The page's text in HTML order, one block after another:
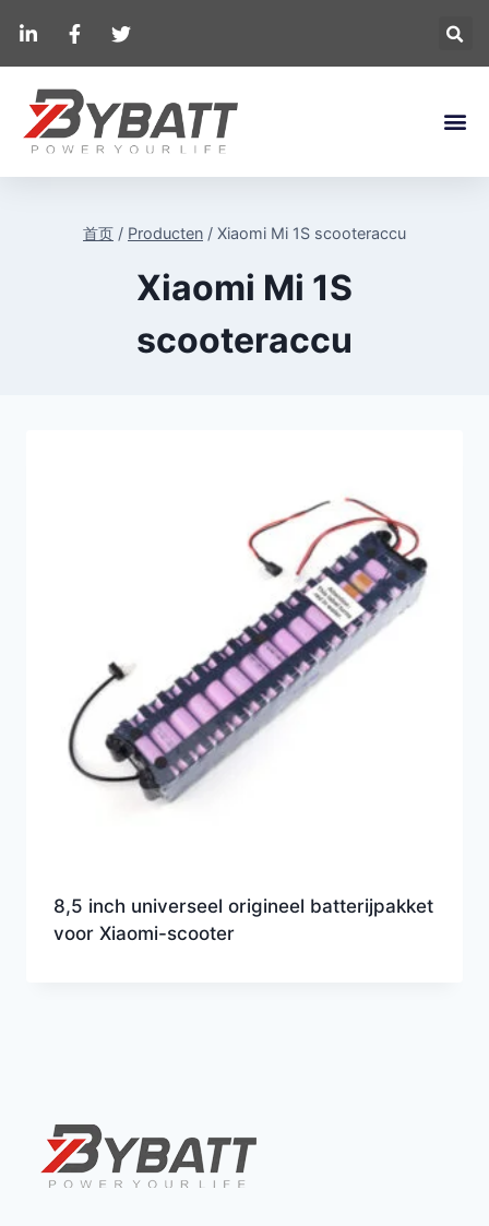
首页 / Producten / Xiaomi Mi 1S scooteraccu
Xiaomi Mi 1S
scooteraccu
8,5 inch universeel origineel batterijpakket
voor Xiaomi-scooter